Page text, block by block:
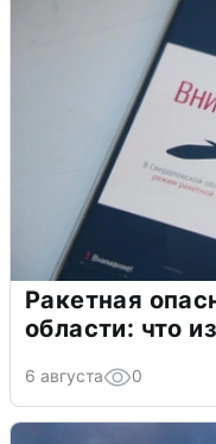
Ракетная
области: что
6 августа 0